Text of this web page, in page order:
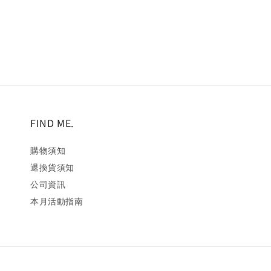
FIND ME.
購物須知
退換貨須知
公司資訊
本月活動指南